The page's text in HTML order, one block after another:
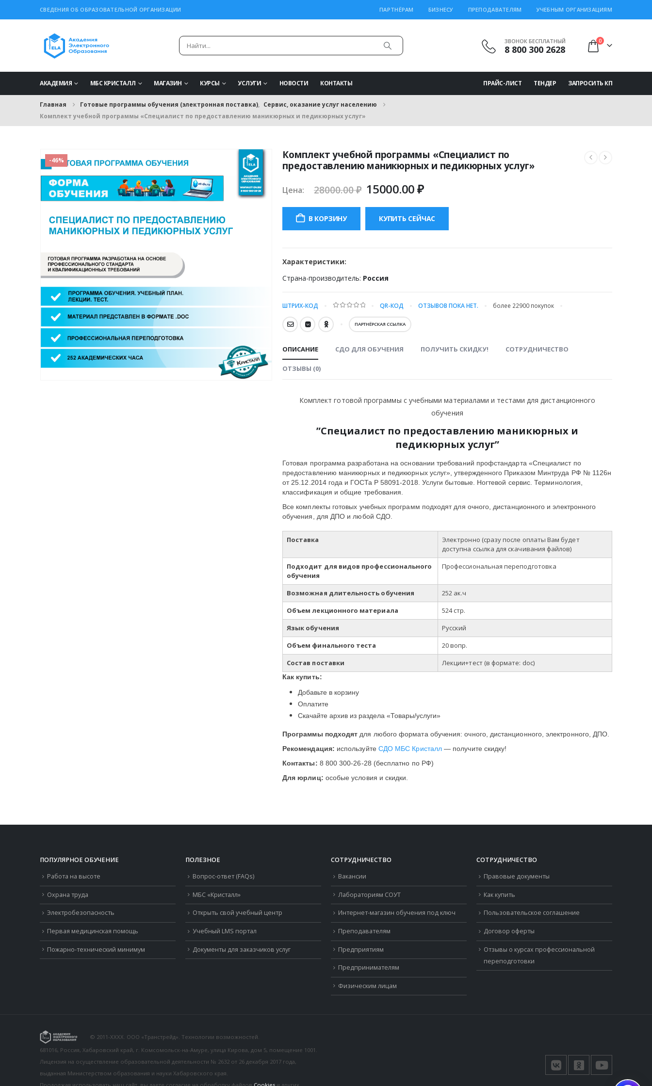
СВЕДЕНИЯ ОБ ОБРАЗОВАТЕЛЬНОЙ ОРГАНИЗАЦИИ ПАРТНЁРАМ БИЗНЕСУ ПРЕПОДАВАТЕЛЯМ УЧЕБНЫМ ОРГАНИЗАЦИЯМ
ЗВОНОК БЕСПЛАТНЫЙ
8 800 300 2628
0
АКАДЕМИЯ МБС КРИСТАЛЛ МАГАЗИН КУРСЫ УСЛУГИ НОВОСТИ КОНТАКТЫ ПРАЙС-ЛИСТ ТЕНДЕР ЗАПРОСИТЬ КП
Главная Готовые программы обучения (электронная поставка), Сервис, оказание услуг населению
Комплект учебной программы «Специалист по предоставлению маникюрных и педикюрных услуг»
-46%
Комплект учебной программы «Специалист по
предоставлению маникюрных и педикюрных услуг»
Цена: 28000.00₽ Первоначальная
составляла
28000.00 ₽.
15000.00₽Текущая
15000.00 ₽.
В КОРЗИНУ КУПИТЬ СЕЙЧАС
Характеристики:
Страна-производитель: Россия
ШТРИХ-КОД QR-КОД ОТЗЫВОВ ПОКА НЕТ. более 22900покупок
ПАРТНЁРСКАЯ ССЫЛКА
ОПИСАНИЕ СДО ДЛЯ ОБУЧЕНИЯ ПОЛУЧИТЬ СКИДКУ! СОТРУДНИЧЕСТВО
ОТЗЫВЫ (0)
Комплект готовой программы с учебными материалами и тестами для дистанционного
обучения
”Специалист по предоставлению маникюрных и
педикюрных услуг”
Готовая программа разработана на основании требований профстандарта «Специалист по
предоставлению маникюрных и педикюрных услуг», утвержденного Приказом Минтруда РФ № 1126н
от 25.12.2014 года и ГОСТа Р 58091-2018. Услуги бытовые. Ногтевой сервис. Терминология,
классификация и общие требования.
Все комплекты готовых учебных программ подходят для очного, дистанционного и электронного
обучения, для ДПО и любой СДО.
Поставка
Электронно (сразу после оплаты Вам будет
доступна ссылка для скачивания файлов)
Подходит для видов профессионального
обучения
Профессиональная переподготовка
Возможная длительность обучения
252 ак.ч
Объем лекционного материала
524 стр.
Язык обучения
Русский
Объем финального теста
20 вопр.
Состав поставки
Лекции+тест (в формате: doc)
Как купить:
Добавьте в корзину
Оплатите
Скачайте архив из раздела «Товары/услуги»
Программы подходят для любого формата обучения: очного, дистанционного, электронного, ДПО.
Рекомендация: используйте СДО МБС Кристалл— получите скидку!
Контакты: 8 800 300-26-28 (бесплатно по РФ)
Для юрлиц: особые условия и скидки.
ПОПУЛЯРНОЕ ОБУЧЕНИЕ
Работа на высоте
Охрана труда
Электробезопасность
Первая медицинская помощь
Пожарно-технический минимум
ПОЛЕЗНОЕ
Вопрос-ответ (FAQs)
МБС «Кристалл»
Открыть свой учебный центр
Учебный LMS портал
Документы для заказчиков услуг
СОТРУДНИЧЕСТВО
Вакансии
Лабораториям СОУТ
Интернет-магазин обучения под ключ
Преподавателям
Предприятиям
Предпринимателям
Физическим лицам
СОТРУДНИЧЕСТВО
Правовые документы
Как купить
Пользовательское соглашение
Договор оферты
Отзывы о курсах профессиональной
переподготовки
© 2011-XXXX. ООО «Транстрейд». Технологии возможностей.
681016, Россия, Хабаровский край, г. Комсомольск-на-Амуре, улица Кирова, дом 5, помещение 1001.
Лицензия на осуществление образовательной деятельности № 2632 от 26 декабря 2017 года,
выданная Министерством образования и науки Хабаровского края.